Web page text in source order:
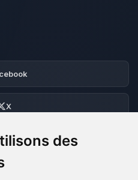
des
X
Forum